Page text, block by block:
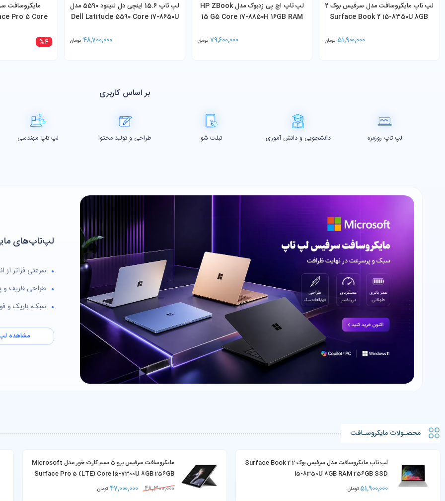
لپ تاپ مایکروسافت مدل سرفیس بوک 2
Surface Book 2 i5-8350U 8GB
51,900,000 تومان
لپ تاپ اچ پی زدبوک مدل HP ZBook
15 G5 Core i7-8850H 16GB RAM
79,600,000 تومان
لپ تاپ 15.6 اینچی دل لتیتود 5590 مدل
Dell Latitude 5590 Core i7-8650U
48,700,000 تومان
Pro 5 Core
%4
بر اساس کاربری
لپ تاپ روزمره دانشجویی و دانش آموزی تبلت شو طراحی و تولید محتوا لپ تاپ مهندسی
لپ‌تاپ‌های
سرعتی فراتر از
طراحی ظریف و
سبک، باریک و
مشاهده
محصـولات مایکروسـافت
لپ تاپ مایکروسافت مدل سرفیس بوک 2 Surface Book 2
i5-8350U 8GB RAM 256GB SSD
51,900,000 تومان
مایکروسافت سرفیس پرو 5 سیم کارت خور مدل Microsoft
Surface Pro 5 (LTE) Core i5-7300U 8GB 256GB
SSD به همراه کیبورد و شارژر
48,300,000
47,000,000 تومان